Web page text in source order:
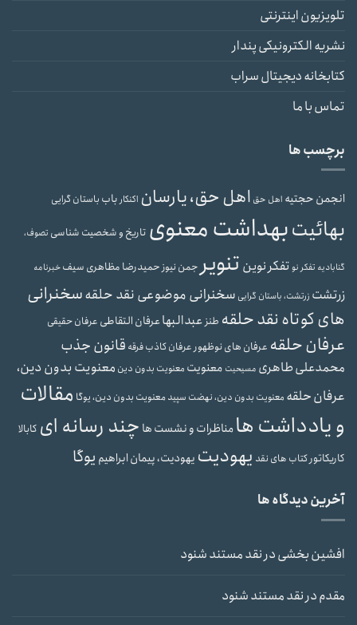
تلویزیون اینترنتی
نشریه الکترونیکی پندار
کتابخانه دیجیتال سراب
تماس با ما
برچسب ها
انجمن حجتیه اهل حق اهل حق، یارسان اکنکارباب باستان گرایی
بهائیتبهداشت معنوی تاریخ و شخصیت شناسی تصوف،
گنابادیه تفکر نوتفکر نوین تنویر جمن نیوزحمیدرضا مظاهری سیفخبرنامه
زرتشت زرتشت، باستان گرایی سخنرانی موضوعی نقد حلقهسخنرانی
های کوتاه نقد حلقه طنزعبدالبهاعرفان التقاطی عرفان حقیقی
عرفان حلقه عرفان های نوظهورعرفان کاذبفرقه قانون جذب
محمدعلی طاهری مسیحیت معنویت معنویت بدون دین معنویت بدون دین،
عرفان حلقه معنویت بدون دین، نهضت سپیدمعنویت بدون دین، یوگا مقالات
و یادداشت هامناظرات و نشست ها چند رسانه ای کابالا
کاریکاتورکتاب های نقد یهودیت یهودیت، پیمان ابراهیم یوگا
آخرین دیدگاه ها
افشین بخشیدرنقد مستند شنود
مقدمدرنقد مستند شنود